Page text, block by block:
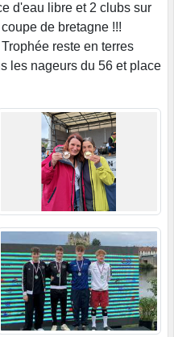
d'eau libre et 2 clubs sur
de bretagne !!!
reste en terres
les nageurs du 56 et place